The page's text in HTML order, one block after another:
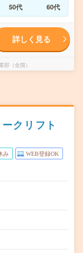
50代 60代
詳しく見る
（全国）
クリフト
み WEB登録OK